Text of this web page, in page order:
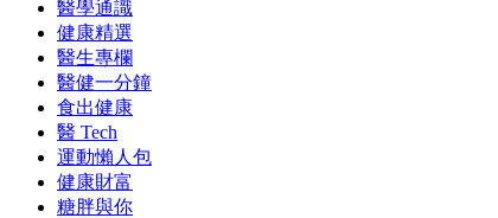
醫學通識
健康精選
醫生專欄
醫健一分鐘
食出健康
醫 Tech
運動懶人包
健康財富
糖胖與你